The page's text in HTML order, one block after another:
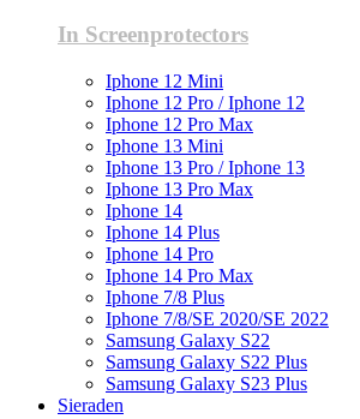
In Screenprotectors
Iphone 12 Mini
Iphone 12 Pro / Iphone 12
Iphone 12 Pro Max
Iphone 13 Mini
Iphone 13 Pro / Iphone 13
Iphone 13 Pro Max
Iphone 14
Iphone 14 Plus
Iphone 14 Pro
Iphone 14 Pro Max
Iphone 7/8 Plus
Iphone 7/8/SE 2020/SE 2022
Samsung Galaxy S22
Samsung Galaxy S22 Plus
Samsung Galaxy S23 Plus
Sieraden